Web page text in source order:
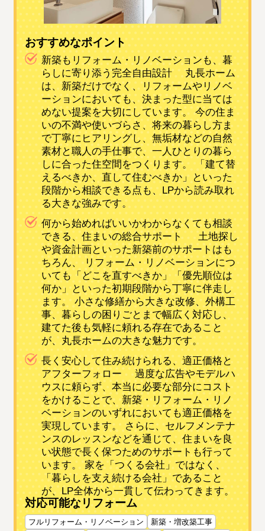
おすすめなポイント
新築もリフォーム・リノベーションも、暮
らしに寄り添う完全自由設計 丸長ホーム
は、新築だけでなく、リフォームやリノベ
ーションにおいても、決まった型に当ては
めない提案を大切にしています。 今の住ま
いの不満や使いづらさ、将来の暮らし方ま
で丁寧にヒアリングし、無垢材などの自然
素材と職人の手仕事で、一人ひとりの暮ら
しに合った住空間をつくります。 「建て替
えるべきか、直して住むべきか」といった
段階から相談できる点も、LPから読み取れ
る大きな強みです。
何から始めればいいかわからなくても相談
できる、住まいの総合サポート 土地探し
や資金計画といった新築前のサポートはも
ちろん、 リフォーム・リノベーションにつ
いても「どこを直すべきか」「優先順位は
何か」といった初期段階から丁寧に伴走し
ます。 小さな修繕から大きな改修、外構工
事、暮らしの困りごとまで幅広く対応し、
建てた後も気軽に頼れる存在であること
が、丸長ホームの大きな魅力です。
長く安心して住み続けられる、適正価格と
アフターフォロー 過度な広告やモデルハ
ウスに頼らず、本当に必要な部分にコスト
をかけることで、新築・リフォーム・リノ
ベーションのいずれにおいても適正価格を
実現しています。 さらに、セルフメンテナ
ンスのレッスンなどを通じて、住まいを良
い状態で長く保つためのサポートも行って
います。 家を「つくる会社」ではなく、
「暮らしを支え続ける会社」であること
が、LP全体から一貫して伝わってきます。
対応可能なリフォーム
フルリフォーム・リノベーション
新築・増改築工事